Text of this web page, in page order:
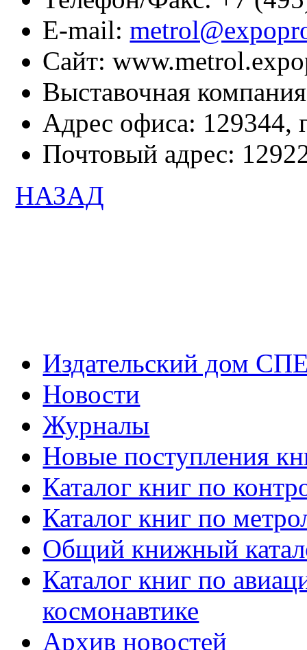
E-mail:
Сайт:
Выставочная
Адрес офиса: 129344,
Почтовый адрес:
НАЗАД
Издательский дом
Новости
Журналы
Новые поступления
Каталог книг по
Каталог книг по
Общий книжный
Каталог книг по
космонавтике
Архив новостей